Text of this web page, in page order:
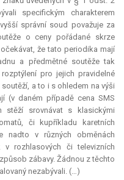
specifickým charakterem
správní soud považuje za
o ceny pořádané skrze
že tato periodika mají
a předmětné soutěže tak
pro jejich pravidelné
a to i s ohledem na výši
(v daném případě cena SMS
srovnávat s klasickými
či kupříkladu karetních
nadto v různých obměnách
rozhlasových či televizních
zábavy. Žádnou z těchto
nezabývali. (…)